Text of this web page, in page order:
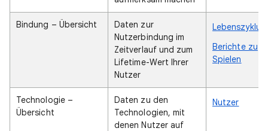
Bindung – Übersicht
Daten zur
Nutzerbindung im
Zeitverlauf und zum
Lifetime-Wert Ihrer
Nutzer
Lebenszyklus
Berichte zu
Spielen
Technologie –
Übersicht
Daten zu den
Technologien, mit
denen Nutzer auf
Nutzer